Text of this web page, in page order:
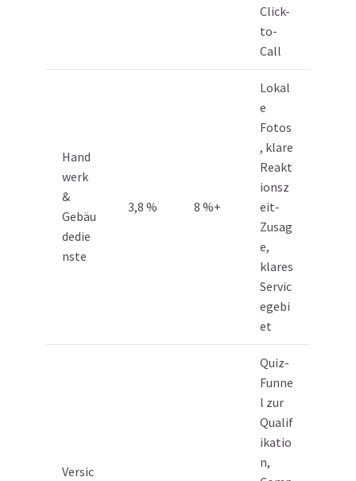
Click-
to-
Call
Hand
werk
&
Gebäu
dedie
nste
3,8 % 8 %+
Lokal
e
Fotos
, klare
Reakt
ionsz
eit-
Zusag
e,
klares
Servic
egebi
et
Versic
Quiz-
Funne
l zur
Qualif
ikatio
n,